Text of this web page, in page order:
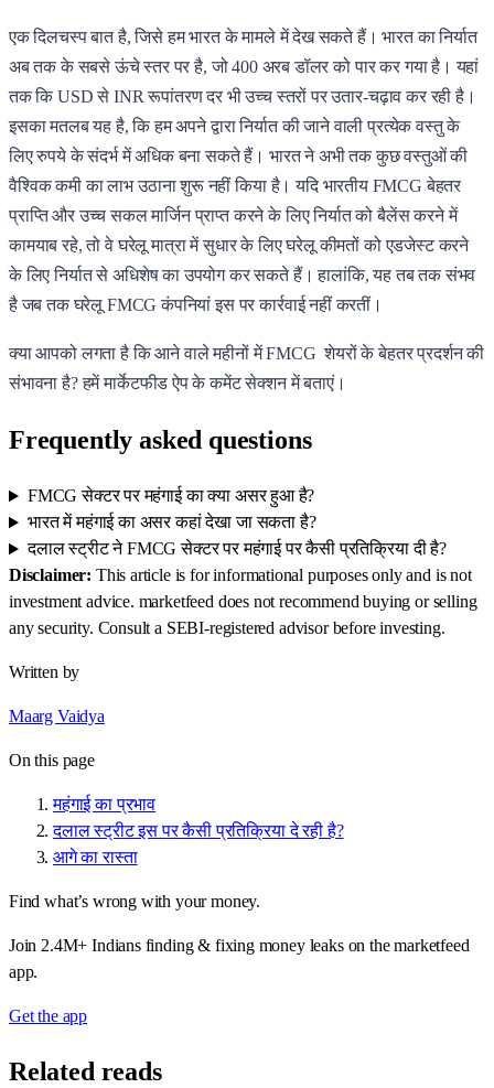
एक दिलचस्प बात है, जिसे हम भारत के मामले में देख सकते हैं। भारत का निर्यात
अब तक के सबसे ऊंचे स्तर पर है, जो 400 अरब डॉलर को पार कर गया है। यहां
तक ​​​​कि USD से INR रूपांतरण दर भी उच्च स्तरों पर उतार-चढ़ाव कर रही है।
इसका मतलब यह है, कि हम अपने द्वारा निर्यात की जाने वाली प्रत्येक वस्तु के
लिए रुपये के संदर्भ में अधिक बना सकते हैं। भारत ने अभी तक कुछ वस्तुओं की
वैश्विक कमी का लाभ उठाना शुरू नहीं किया है। यदि भारतीय FMCG बेहतर
प्राप्ति और उच्च सकल मार्जिन प्राप्त करने के लिए निर्यात को बैलेंस करने में
कामयाब रहे, तो वे घरेलू मात्रा में सुधार के लिए घरेलू कीमतों को एडजेस्ट करने
के लिए निर्यात से अधिशेष का उपयोग कर सकते हैं। हालांकि, यह तब तक संभव
है जब तक घरेलू FMCG कंपनियां इस पर कार्रवाई नहीं करतीं।
क्या आपको लगता है कि आने वाले महीनों में FMCG शेयरों के बेहतर प्रदर्शन की
संभावना है? हमें मार्केटफीड ऐप के कमेंट सेक्शन में बताएं।
Frequently asked questions
FMCG सेक्टर पर महंगाई का क्या असर हुआ है?
भारत में महंगाई का असर कहां देखा जा सकता है?
दलाल स्ट्रीट ने FMCG सेक्टर पर महंगाई पर कैसी प्रतिक्रिया दी है?
Disclaimer: This article is for informational purposes only and is not
investment advice. marketfeed does not recommend buying or selling
any security. Consult a SEBI-registered advisor before investing.
Written by
Maarg Vaidya
On this page
महंगाई का प्रभाव
दलाल स्ट्रीट इस पर कैसी प्रतिक्रिया दे रही है?
आगे का रास्ता
Find what’s wrong with your money.
Join 2.4M+ Indians finding & fixing money leaks on the marketfeed
app.
Get the app
Related reads